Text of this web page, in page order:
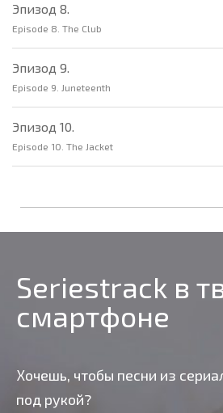
Эпизод 8.
Episode 8. The Club
Эпизод 9.
Episode 9. Juneteenth
Эпизод 10.
Episode 10. The Jacket
Seriestrack в
смартфоне
Хочешь, чтобы песни из
под рукой?